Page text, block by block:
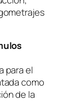
para el
como
de la